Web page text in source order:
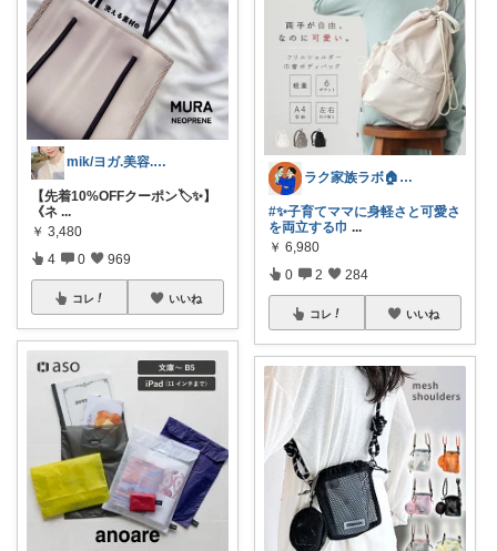
mik/ヨガ.美容.ファッション𓂃.✿
【先着10%OFFクーポン🏷️✨】
《ネ ...
￥ 3,480
4 0 969
コレ いいね
ラク家族ラボ🏠️30代子育てパパルーム
#✨子育てママに身軽さと可愛さ
を両立する巾 ...
￥ 6,980
0 2 284
コレ いいね